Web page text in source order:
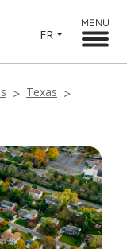
FR
MENU
Texas